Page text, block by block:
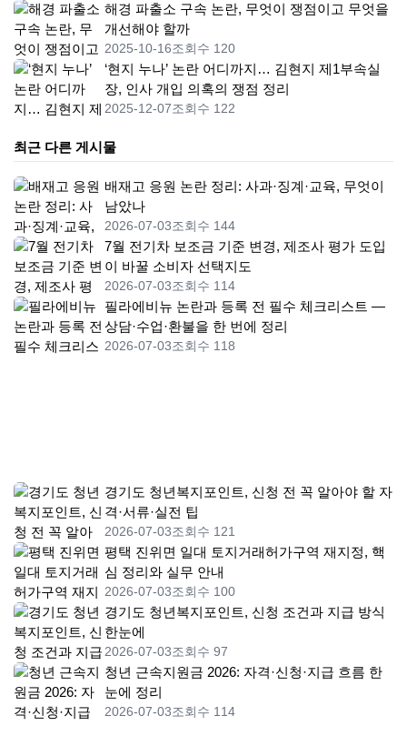
해경 파출소 구속 논란, 무엇이 쟁점이고 무엇을
개선해야 할까
2025-10-16조회수 120
‘현지 누나’ 논란 어디까지… 김현지 제1부속실
장, 인사 개입 의혹의 쟁점 정리
2025-12-07조회수 122
최근 다른 게시물
배재고 응원 논란 정리: 사과·징계·교육, 무엇이
남았나
2026-07-03조회수 144
7월 전기차 보조금 기준 변경, 제조사 평가 도입
이 바꿀 소비자 선택지도
2026-07-03조회수 114
필라에비뉴 논란과 등록 전 필수 체크리스트 —
상담·수업·환불을 한 번에 정리
2026-07-03조회수 118
경기도 청년복지포인트, 신청 전 꼭 알아야 할 자
격·서류·실전 팁
2026-07-03조회수 121
평택 진위면 일대 토지거래허가구역 재지정, 핵
심 정리와 실무 안내
2026-07-03조회수 100
경기도 청년복지포인트, 신청 조건과 지급 방식
한눈에
2026-07-03조회수 97
청년 근속지원금 2026: 자격·신청·지급 흐름 한
눈에 정리
2026-07-03조회수 114